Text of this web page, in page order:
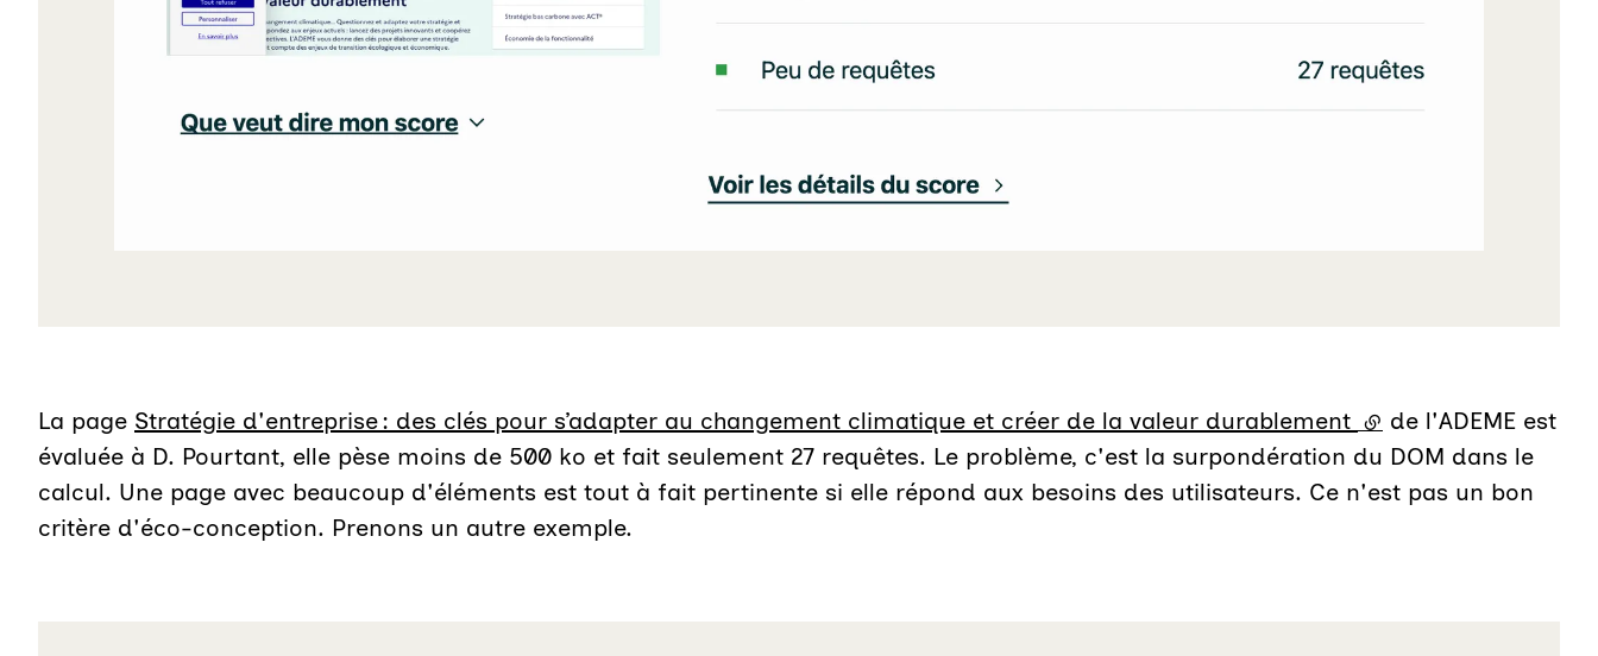
La page Stratégie d'entreprise : des clés pour s’adapter au changement climatique et créer de la valeur durablement (lien externe)
de l'ADEME est
évaluée à D. Pourtant, elle pèse moins de 500 ko et fait ​seulement 27 requêtes. Le problème, c'est la surpondération du DOM dans le
calcul. Une page avec beaucoup d'éléments est tout à fait pertinente si elle répond aux besoins des utilisateurs. Ce n'est pas un bon
critère d'éco-conception. Prenons un autre exemple.